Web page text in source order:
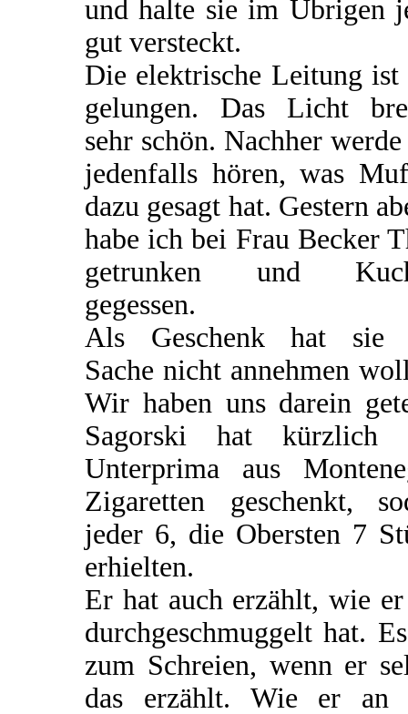
und halte sie im Übrigen
gut versteckt.
Die elektrische Leitung ist
gelungen. Das Licht
sehr schön. Nachher
jedenfalls hören, was
dazu gesagt hat. Gestern
habe ich bei Frau Becker
getrunken und
gegessen.
Als Geschenk hat sie
Sache nicht annehmen
Wir haben uns darein
Sagorski hat kürzlich
Unterprima aus
Zigaretten geschenkt,
jeder 6, die Obersten 7
erhielten.
Er hat auch erzählt, wie
durchgeschmuggelt hat.
zum Schreien, wenn er
das erzählt. Wie er an